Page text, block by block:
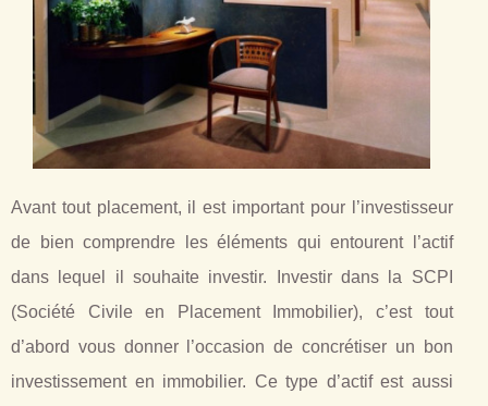
Avant tout placement, il est important pour l’investisseur
de bien comprendre les éléments qui entourent l’actif
dans lequel il souhaite investir. Investir dans la SCPI
(Société Civile en Placement Immobilier), c’est tout
d’abord vous donner l’occasion de concrétiser un bon
investissement en immobilier. Ce type d’actif est aussi